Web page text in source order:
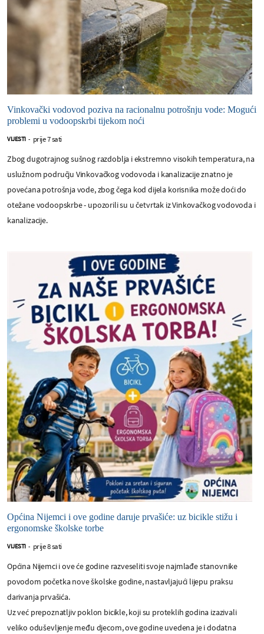
Vinkovački vodovod poziva na racionalnu potrošnju vode: Mogući
problemi u vodoopskrbi tijekom noći
VIJESTI - prije 7 sati
Zbog dugotrajnog sušnog razdoblja i ekstremno visokih temperatura, na
uslužnom području Vinkovačkog vodovoda i kanalizacije znatno je
povećana potrošnja vode, zbog čega kod dijela korisnika može doći do
otežane vodoopskrbe - upozorili su u četvrtak iz Vinkovačkog vodovoda i
kanalizacije.
Općina Nijemci i ove godine daruje prvašiće: uz bicikle stižu i
ergonomske školske torbe
VIJESTI - prije 8 sati
Općina Nijemci i ove će godine razveseliti svoje najmlađe stanovnike
povodom početka nove školske godine, nastavljajući lijepu praksu
darivanja prvašića.
Uz već prepoznatljiv poklon bicikle, koji su proteklih godina izazivali
veliko oduševljenje među djecom, ove godine uvedena je i dodatna